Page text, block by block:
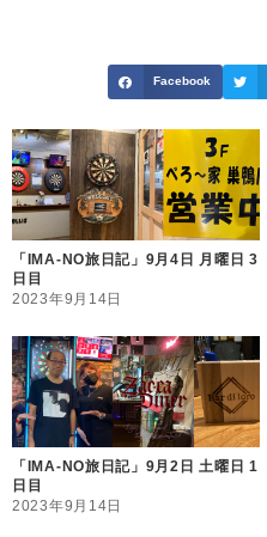
Facebook
「IMA-NO旅日記」9月4日 月曜日 3
日目
2023年9月14日
「IMA-NO旅日記」9月2日 土曜日 1
日目
2023年9月14日